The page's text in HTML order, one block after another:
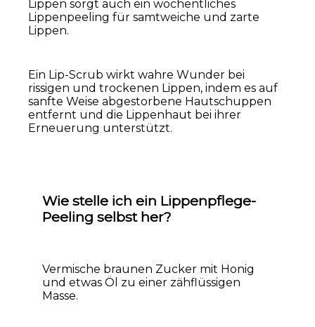
Lippen sorgt auch ein wöchentliches
Lippenpeeling für samtweiche und zarte
Lippen.
Ein Lip-Scrub wirkt wahre Wunder bei
rissigen und trockenen Lippen, indem es auf
sanfte Weise abgestorbene Hautschuppen
entfernt und die Lippenhaut bei ihrer
Erneuerung unterstützt.
Wie stelle ich ein Lippenpflege-
Peeling selbst her?
Vermische braunen Zucker mit Honig
und etwas Öl zu einer zähflüssigen
Masse.